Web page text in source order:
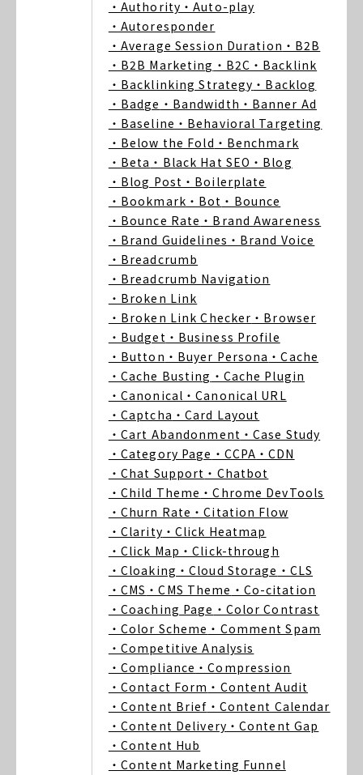
・Authority ・Auto-play
・Autoresponder
・Average Session Duration ・B2B
・B2B Marketing ・B2C ・Backlink
・Backlinking Strategy ・Backlog
・Badge ・Bandwidth ・Banner Ad
・Baseline ・Behavioral Targeting
・Below the Fold ・Benchmark
・Beta ・Black Hat SEO ・Blog
・Blog Post ・Boilerplate
・Bookmark ・Bot ・Bounce
・Bounce Rate ・Brand Awareness
・Brand Guidelines ・Brand Voice
・Breadcrumb
・Breadcrumb Navigation
・Broken Link
・Broken Link Checker ・Browser
・Budget ・Business Profile
・Button ・Buyer Persona ・Cache
・Cache Busting ・Cache Plugin
・Canonical ・Canonical URL
・Captcha ・Card Layout
・Cart Abandonment ・Case Study
・Category Page ・CCPA ・CDN
・Chat Support ・Chatbot
・Child Theme ・Chrome DevTools
・Churn Rate ・Citation Flow
・Clarity ・Click Heatmap
・Click Map ・Click-through
・Cloaking ・Cloud Storage ・CLS
・CMS ・CMS Theme ・Co-citation
・Coaching Page ・Color Contrast
・Color Scheme ・Comment Spam
・Competitive Analysis
・Compliance ・Compression
・Contact Form ・Content Audit
・Content Brief ・Content Calendar
・Content Delivery ・Content Gap
・Content Hub
・Content Marketing Funnel